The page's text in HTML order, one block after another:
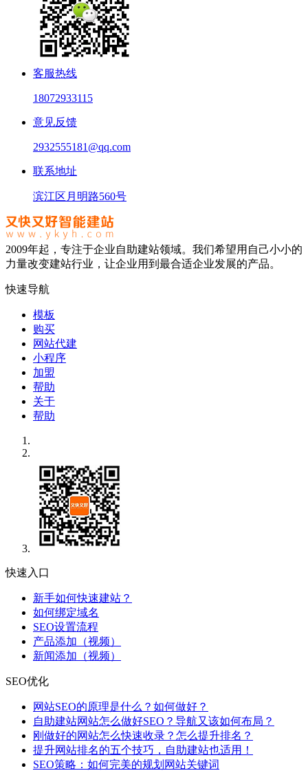
客服热线
18072933115
意见反馈
2932555181@qq.com
联系地址
滨江区月明路560号
2009年起，专注于企业自助建站领域。我们希望用自己小小的
力量改变建站行业，让企业用到最合适企业发展的产品。
快速导航
模板
购买
网站代建
小程序
加盟
帮助
关于
帮助
快速入口
新手如何快速建站？
如何绑定域名
SEO设置流程
产品添加（视频）
新闻添加（视频）
SEO优化
网站SEO的原理是什么？如何做好？
自助建站网站怎么做好SEO？导航又该如何布局？
刚做好的网站怎么快速收录？怎么提升排名？
提升网站排名的五个技巧，自助建站也适用！
SEO策略：如何完美的规划网站关键词